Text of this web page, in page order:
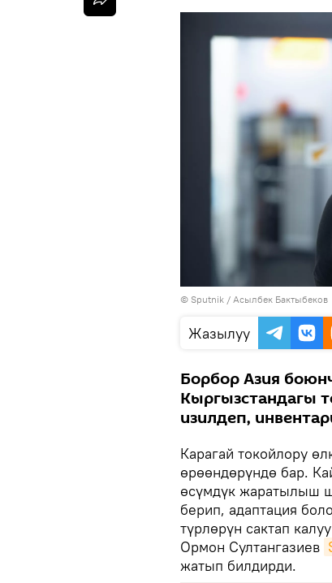
© Sputnik / Асылбек Бактыбеков
Жазылуу
Борбор Азия
Кыргызстандагы
изилдеп,
Карагай токойлору
өрөөндөрүндө бар.
өсүмдүк жаратылыш
берип, адаптация
түрлөрүн сактап
Ормон Султангазиев
жатып билдирди.